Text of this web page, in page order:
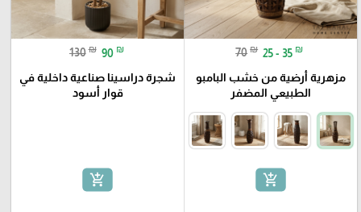
70 ₪ 25 - 35 ₪
مزهرية أرضية من خشب البامبو
الطبيعي المضفر
add_shopping_cart
130 ₪ 90 ₪
شجرة دراسينا صناعية داخلية في
قوار أسود
add_shopping_cart